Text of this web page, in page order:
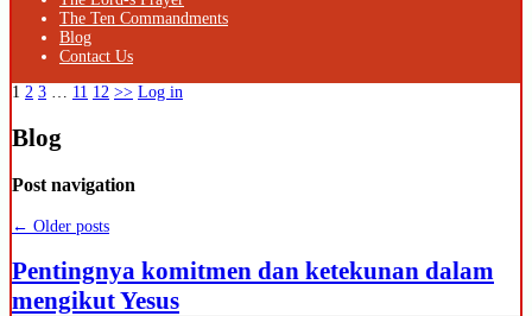
The Ten Commandments
Blog
Contact Us
1 2 3 … 11 12 >> Log in
Blog
Post navigation
← Older posts
Pentingnya komitmen dan ketekunan dalam
mengikut Yesus